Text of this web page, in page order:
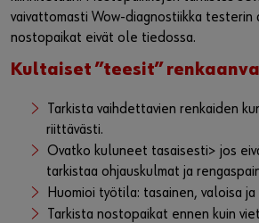
vaivattomasti Wow-diagnostiikka testerin
nostopaikat eivät ole tiedossa.
Kultaiset ”teesit”
Tarkista vaihdettavien renkaiden
riittävästi.
Ovatko kuluneet tasaisesti> jos
tarkistaa ohjauskulmat ja
Huomioi työtila: tasainen, valoisa
Tarkista nostopaikat ennen kuin